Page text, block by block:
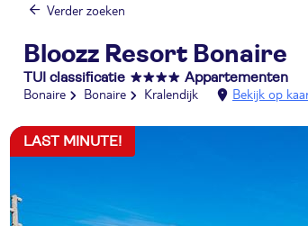
Verder zoeken
Bloozz Resort Bonaire
TUI classificatie Appartementen
Bonaire Bonaire Kralendijk Bekijk op
LAST MINUTE!